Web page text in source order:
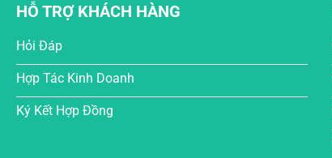
HỖ TRỢ KHÁCH HÀNG
Hỏi Đáp
Hợp Tác Kinh Doanh
Ký Kết Hợp Đồng